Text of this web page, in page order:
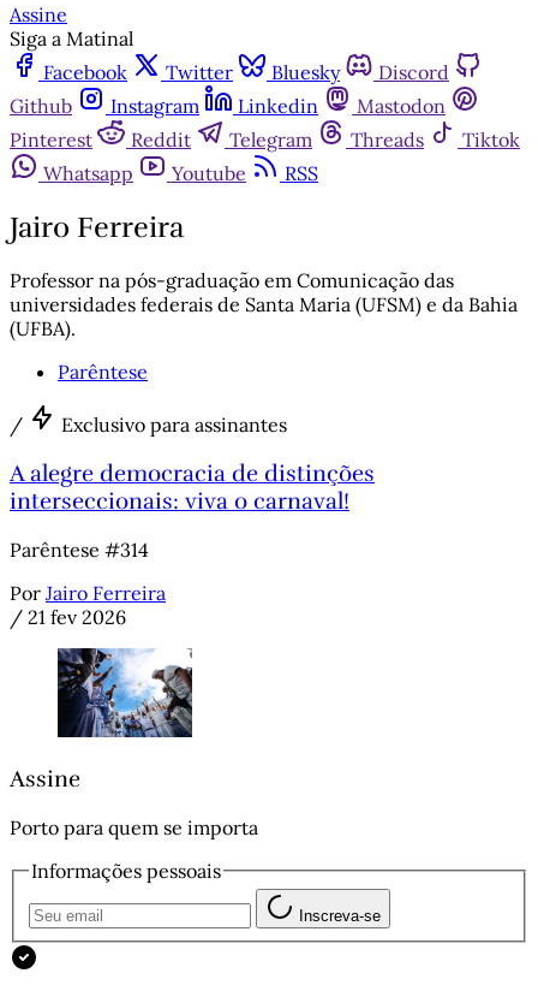
Assine
Siga a Matinal
Facebook
Twitter Bluesky
Discord
Github
Instagram Linkedin
Mastodon
Pinterest
Reddit Telegram Threads
Tiktok
Whatsapp
Youtube RSS
Jairo Ferreira
Professor na pós-graduação em Comunicação das
universidades federais de Santa Maria (UFSM) e da Bahia
(UFBA).
Parêntese
/ Exclusivo para assinantes
A alegre democracia de distinções
interseccionais: viva o carnaval!
Parêntese #314
Por Jairo Ferreira
/ 21 fev 2026
Assine
Porto para quem se importa
Informações pessoais
Inscreva-se